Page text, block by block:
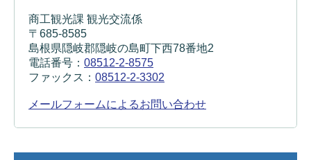
商工観光課 観光交流係
〒685-8585
島根県隠岐郡隠岐の島町下西78番地2
電話番号： 08512-2-8575
ファックス： 08512-2-3302
メールフォームによるお問い合わせ